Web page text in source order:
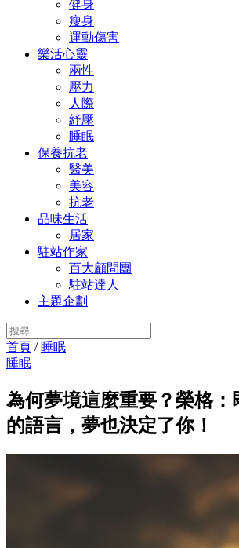
健身
瘦身
運動傷害
樂活心靈
兩性
壓力
人際
紓壓
睡眠
保養抗老
醫美
美容
抗老
品味生活
居家
駐站作家
百大顧問團
駐站達人
主題企劃
首頁 / 睡眠
睡眠
為何夢境這麼重要？榮格：
的語言，夢也決定了你！